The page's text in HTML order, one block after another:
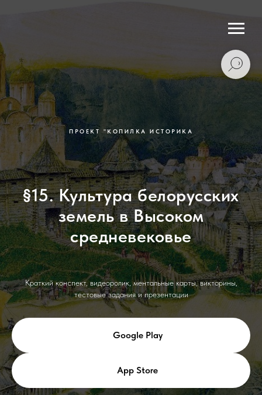
ПРОЕКТ "КОПИЛКА ИСТОРИКА
§15. Культура белорусских
земель в Высоком
средневековье
Краткий конспект, видеоролик, ментальные карты, викторины,
тестовые задания и презентации
Google Play
App Store